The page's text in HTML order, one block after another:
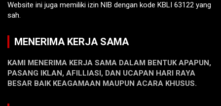
Website ini juga memiliki izin NIB dengan kode KBLI 63122 yang
sah.
MENERIMA KERJA SAMA
KAMI MENERIMA KERJA SAMA DALAM BENTUK APAPUN,
PASANG IKLAN, AFILLIASI, DAN UCAPAN HARI RAYA
BESAR BAIK KEAGAMAAN MAUPUN ACARA KHUSUS.